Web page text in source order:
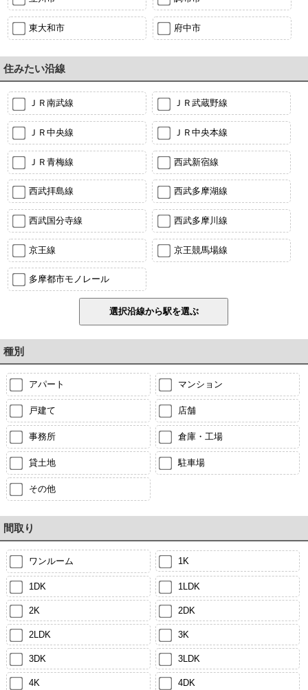
東大和市 府中市
住みたい沿線
ＪＲ南武線 ＪＲ武蔵野線
ＪＲ中央線 ＪＲ中央本線
ＪＲ青梅線 西武新宿線
西武拝島線 西武多摩湖線
西武国分寺線 西武多摩川線
京王線 京王競馬場線
多摩都市モノレール
種別
アパート マンション
戸建て 店舗
事務所 倉庫・工場
貸土地 駐車場
その他
間取り
ワンルーム 1K
1DK 1LDK
2K 2DK
2LDK 3K
3DK 3LDK
4K 4DK